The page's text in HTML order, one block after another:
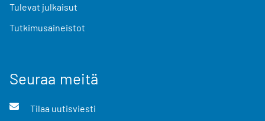
Tulevat julkaisut
Tutkimusaineistot
Seuraa meitä
Tilaa uutisviesti